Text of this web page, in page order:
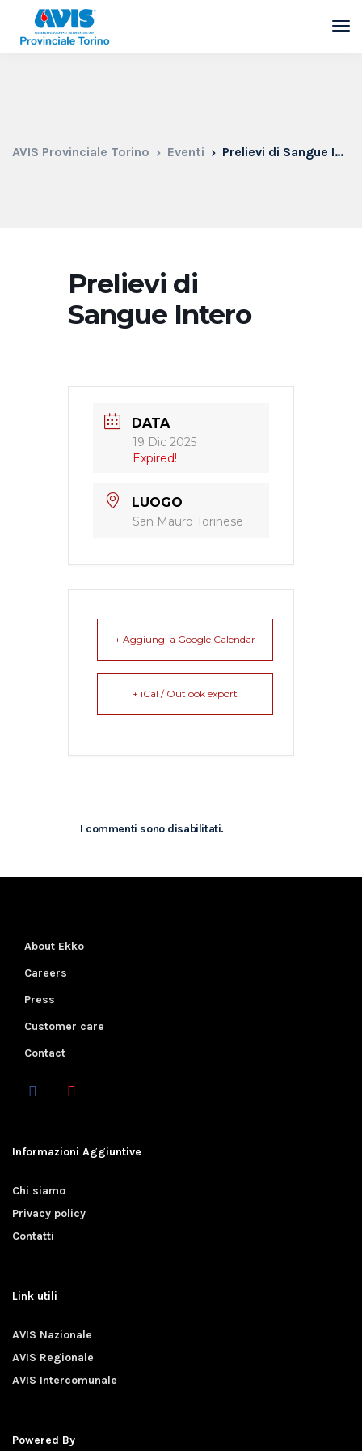
AVIS Provinciale Torino Eventi Prelievi di Sangue Intero
Prelievi di
Sangue Intero
DATA
19 Dic 2025
Expired!
LUOGO
San Mauro Torinese
+ Aggiungi a Google Calendar
+ iCal / Outlook export
I commenti sono disabilitati.
About Ekko
Careers
Press
Customer care
Contact
Informazioni Aggiuntive
Chi siamo
Privacy policy
Contatti
Link utili
AVIS Nazionale
AVIS Regionale
AVIS Intercomunale
Powered By